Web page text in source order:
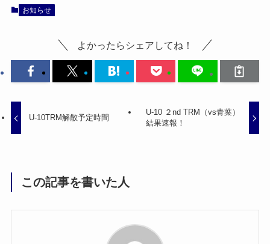
お知らせ
よかったらシェアしてね！
U-10TRM解散予定時間
U-10 ２nd TRM（vs青葉）
結果速報！
この記事を書いた人